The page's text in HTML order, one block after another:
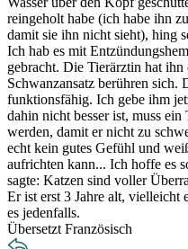
reingeholt habe (ich habe ihn
damit sie ihn nicht sieht), hing
Ich hab es mit
gebracht. Die Tierärztin hat
Schwanzansatz berühren sich.
funktionsfähig. Ich gebe ihm
dahin nicht besser ist, muss
werden, damit er nicht zu
echt kein gutes Gefühl und
aufrichten kann... Ich hoffe es
sagte: Katzen sind voller
Er ist erst 3 Jahre alt, vielleicht
es jedenfalls.
Übersetzt Französisch